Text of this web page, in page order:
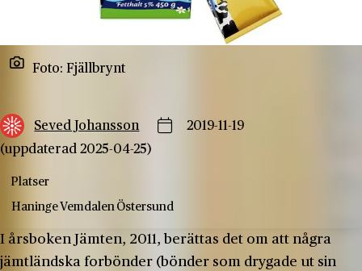
Foto: Fjällbrynt
Seved Johansson
2019-11-19
(uppdaterad 2025-04-25)
Platser
Haninge Vemdalen Östersund
I årsboken Jämten, 2011, berättas det om att några
jämtländska forbönder (bönder som drygade ut sin